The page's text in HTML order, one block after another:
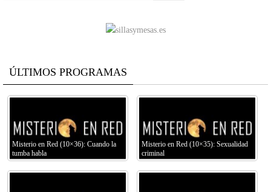
ÚLTIMOS PROGRAMAS
Misterio en Red (10×36): Cuando la
tumba habla
Misterio en Red (10×35): Sexualidad
criminal